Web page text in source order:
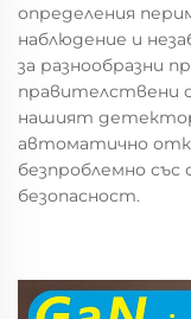
определения
наблюдение и
за разнообразни
правителствени
нашият детектор
автоматично
безпроблемно
безопасност.